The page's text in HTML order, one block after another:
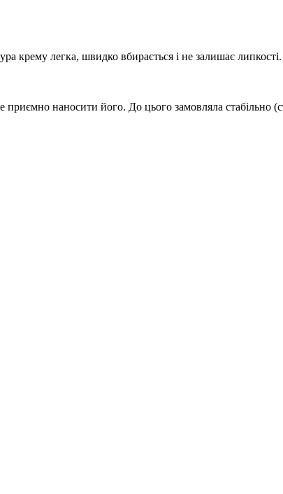
крему легка, швидко вбирається і не залишає
наносити його. До цього замовляла стабільно